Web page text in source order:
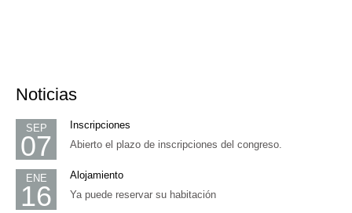
Noticias
SEP
07
Inscripciones
Abierto el plazo de inscripciones del congreso.
ENE
16
Alojamiento
Ya puede reservar su habitación